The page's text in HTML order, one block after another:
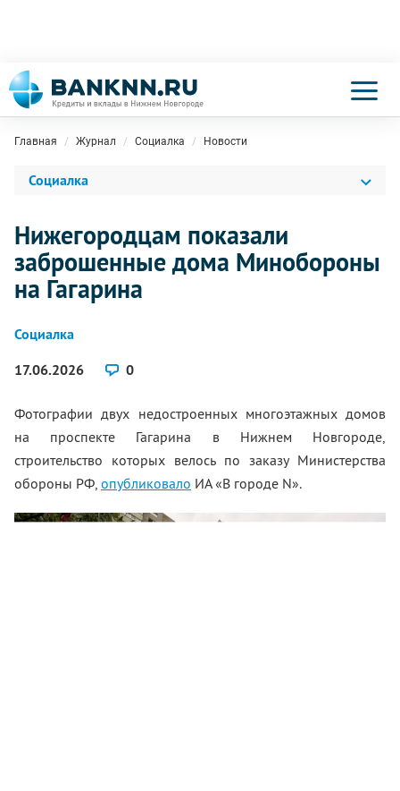
Главная Журнал Социалка Новости
Социалка
Нижегородцам показали
заброшенные дома Минобороны
на Гагарина
Социалка
17.06.2026
0
Фотографии двух недостроенных многоэтажных домов
на проспекте Гагарина в Нижнем Новгороде,
строительство которых велось по заказу Министерства
обороны РФ, опубликовало ИА «В городе N».